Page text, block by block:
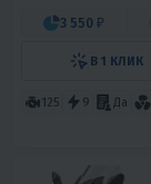
3 550 ₽
В 1 КЛИК
125 9 Да